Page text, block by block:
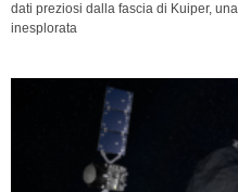
dati preziosi dalla fascia di Kuiper,
inesplorata